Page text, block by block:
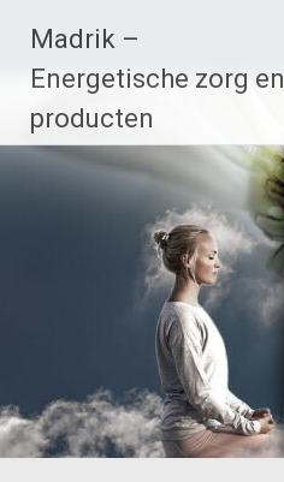
naarMadrik –
Energetische zorg en
producten